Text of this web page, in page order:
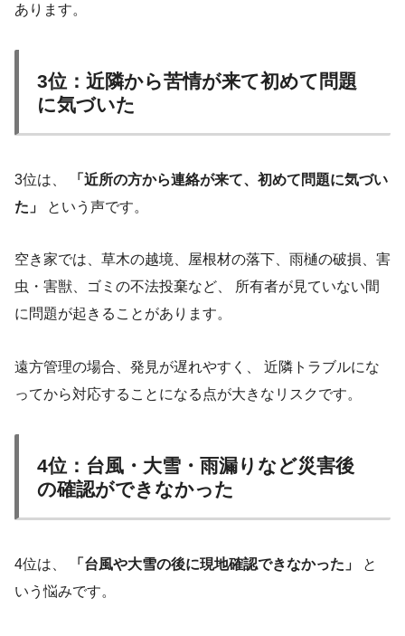
あります。
3位：近隣から苦情が来て初めて問題
に気づいた
3位は、
「近所の方から連絡が来て、初めて問題に気づい
た」
という声です。
空き家では、草木の越境、屋根材の落下、雨樋の破損、害
虫・害獣、ゴミの不法投棄など、 所有者が見ていない間
に問題が起きることがあります。
遠方管理の場合、発見が遅れやすく、 近隣トラブルにな
ってから対応することになる点が大きなリスクです。
4位：台風・大雪・雨漏りなど災害後
の確認ができなかった
4位は、 「台風や大雪の後に現地確認できなかった」
と
いう悩みです。